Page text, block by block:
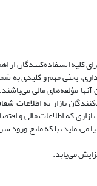
استفاده‌کنندگان از
بحثی مهم و کلیدی به
مؤلفه‌های مالی
بازار به اطلاعات
که اطلاعات مالی و
بلکه مانع ورود
می‌یابد.